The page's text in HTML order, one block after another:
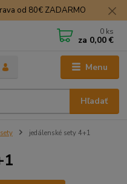
od 80€ ZADARMO
Menu
Hľadať
0 ks
za 0,00 €
jedálenské sety 4+1